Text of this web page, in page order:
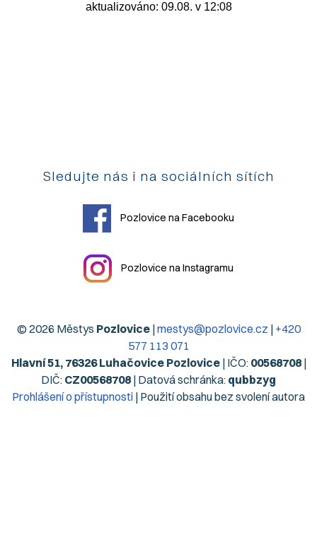
Sledujte nás i na sociálních sítích
Pozlovice na Facebooku
Pozlovice na Instagramu
© 2026 Městys Pozlovice|mestys@pozlovice.cz | +420
577 113 071
Hlavní 51, 76326 Luhačovice Pozlovice| IČO: 00568708|
DIČ: CZ00568708 | Datová schránka: qubbzyg
Prohlášení o přístupnosti | Použití obsahu bez svolení autora